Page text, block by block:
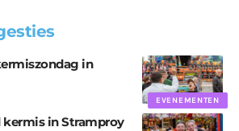
EVENEMENTEN
in
in Stramproy